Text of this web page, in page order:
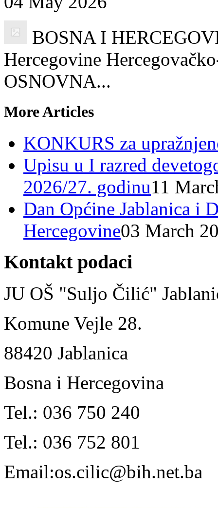
BOSNA I
Hercegovine
OSNOVNA...
More Articles
KONKURS za
Upisu u I razred
2026/27. godinu11
Dan Općine Jablanica i
Hercegovine03 March
Kontakt podaci
JU OŠ "Suljo Čilić"
Komune Vejle 28.
88420 Jablanica
Bosna i Hercegovina
Tel.: 036 750 240
Tel.: 036 752 801
Email:os.cilic@bih.net.ba